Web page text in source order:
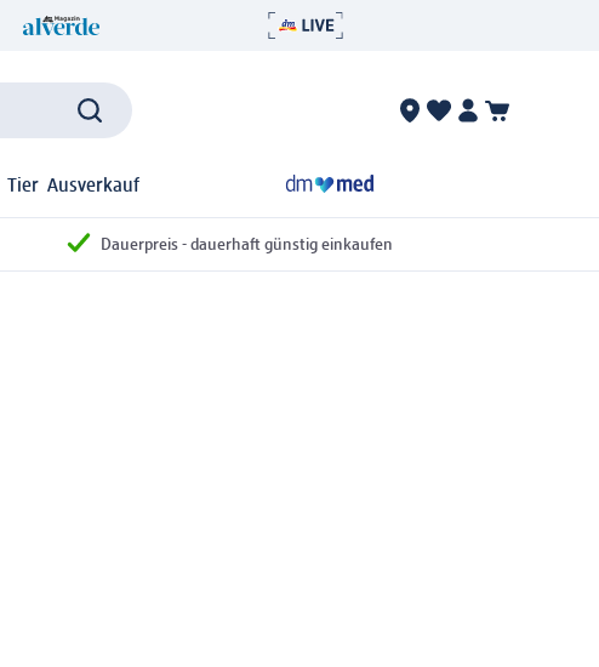
Tier Ausverkauf
Dauerpreis - dauerhaft günstig einkaufen